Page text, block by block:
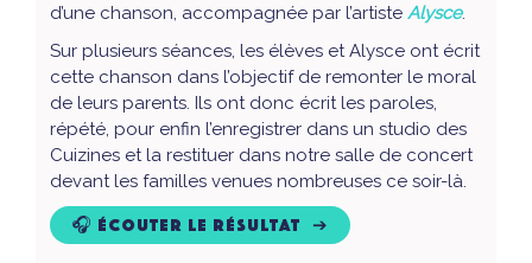
d’une chanson, accompagnée par l’artiste Alysce.
Sur plusieurs séances, les élèves et Alysce ont écrit
cette chanson dans l’objectif de remonter le moral
de leurs parents. Ils ont donc écrit les paroles,
répété, pour enfin l’enregistrer dans un studio des
Cuizines et la restituer dans notre salle de concert
devant les familles venues nombreuses ce soir-là.
🎧 Écouter le résultat